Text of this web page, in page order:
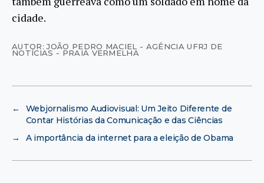
cidade.
AUTOR: JOÃO PEDRO MACIEL - AGÊNCIA UFRJ DE
NOTÍCIAS - PRAIA VERMELHA
←
Webjornalismo Audiovisual: Um Jeito Diferente de
Contar Histórias da Comunicação e das Ciências
→
A importância da internet para a eleição de Obama